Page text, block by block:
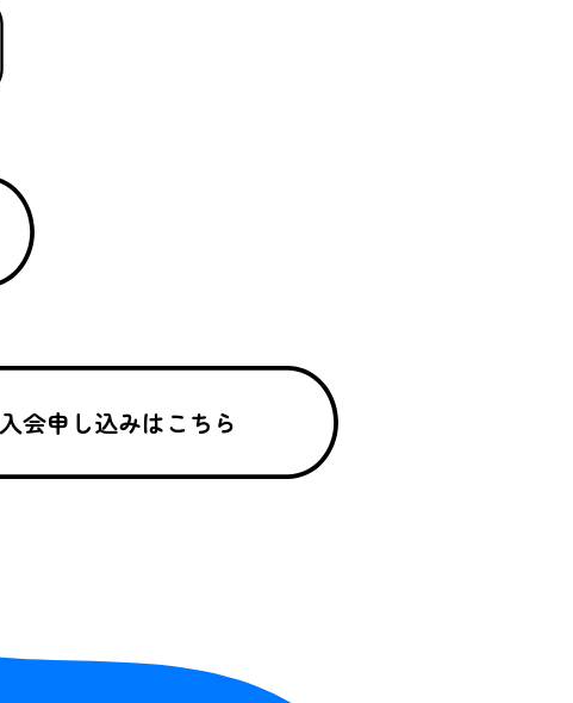
入会申し込みはこちら